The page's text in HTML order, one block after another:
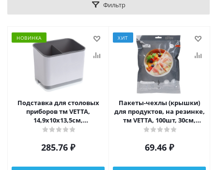
Фильтр
НОВИНКА
Подставка для столовых
приборов тм VETTA,
14,9x10x13,5см,
полипропилен, цвет белый
285.76 ₽
ХИТ
Пакеты-чехлы (крышки)
для продуктов, на резинке,
тм VETTA, 100шт, 30см,
полиэтилен
69.46 ₽